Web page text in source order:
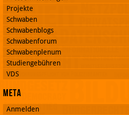
Projekte
Schwaben
Schwabenblogs
Schwabenforum
Schwabenplenum
Studiengebühren
VDS
Meta
Anmelden